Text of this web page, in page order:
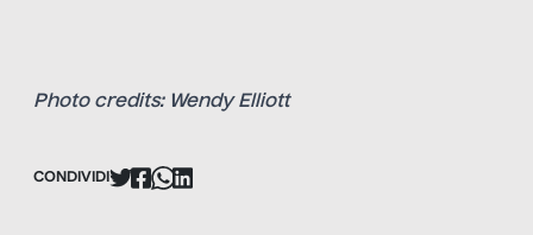
Photo credits: Wendy Elliott
CONDIVIDI